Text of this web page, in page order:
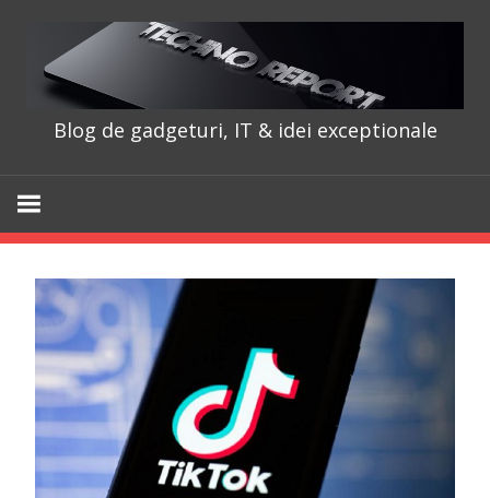
content
Blog de gadgeturi, IT & idei exceptionale